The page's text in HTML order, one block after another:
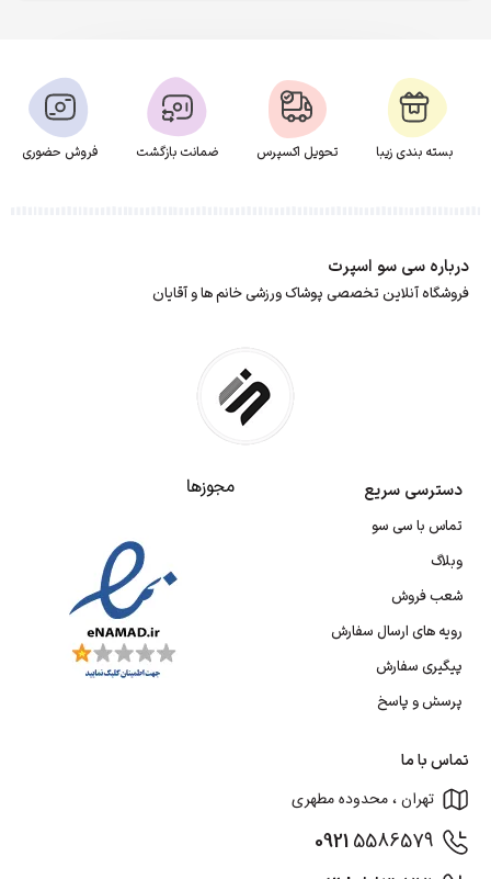
بسته بندی زیبا تحویل اکسپرس ضمانت بازگشت فروش حضوری
درباره سی سو اسپرت
فروشگاه آنلاین تخصصی پوشاک ورزشی خانم ها و آقایان
دسترسی سریع
تماس با سی سو
وبلاگ
شعب فروش
رویه های ارسال سفارش
پیگیری سفارش
پرسش و پاسخ
مجوزها
تماس با ما
تهران ، محدوده مطهری
09215586579